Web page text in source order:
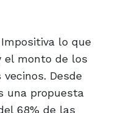
lo que
monto de los
Desde
una propuesta
68% de las